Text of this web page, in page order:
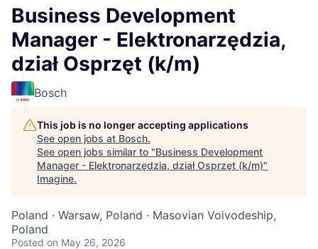
Business Development
Manager - Elektronarzędzia,
dział Osprzęt (k/m)
Bosch
This job is no longer accepting applications
See open jobs at Bosch.
See open jobs similar to "Business Development
Manager - Elektronarzędzia, dział Osprzęt (k/m)"
Imagine.
Poland · Warsaw, Poland · Masovian Voivodeship,
Poland
Posted on May 26, 2026